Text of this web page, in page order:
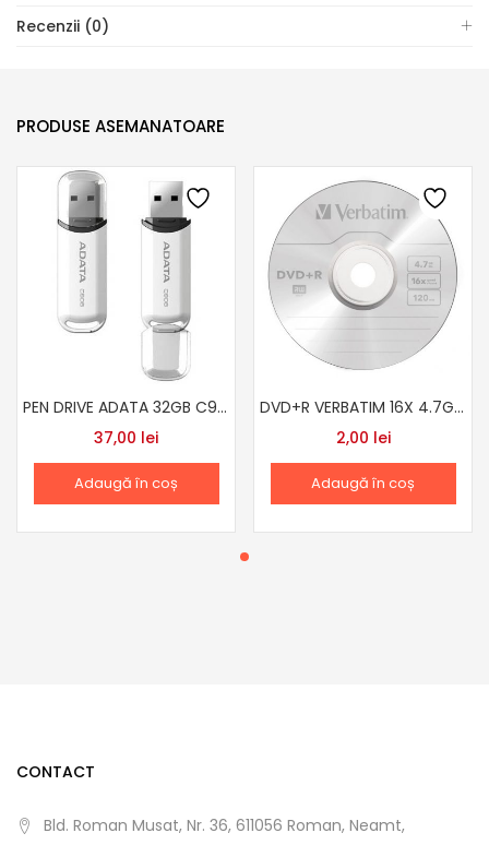
Recenzii (0)
PRODUSE ASEMANATOARE
PEN DRIVE ADATA 32GB C906 WHITE
37,00 lei
Adaugă în coș
DVD+R VERBATIM 16X 4.7GB 50 PAK/100PAK
2,00 lei
Adaugă în coș
CONTACT
Bld. Roman Musat, Nr. 36, 611056 Roman, Neamt,